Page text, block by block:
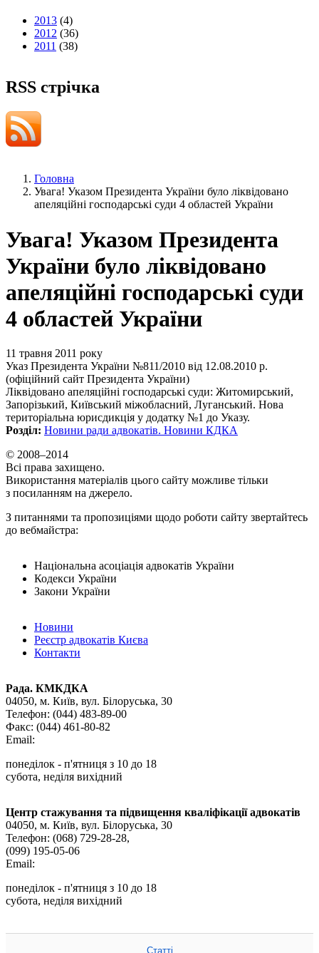
2013 (4)
2012 (36)
2011 (38)
RSS стрічка
Головна
Увага! Указом Президента України було ліквідовано
апеляційні господарські суди 4 областей України
Увага! Указом Президента
України було ліквідовано
апеляційні господарські суди
4 областей України
11 травня 2011 року
Указ Президента України №811/2010 від 12.08.2010 р.
(офіційний сайт Президента України)
Ліквідовано апеляційні господарські суди: Житомирський,
Запорізький, Київський міжобласний, Луганський. Нова
територіальна юрисдикція у додатку №1 до Указу.
Розділ: Новини ради адвокатів. Новини КДКА
© 2008–2014
Всі права захищено.
Використання матеріалів цього сайту можливе тільки
з посиланням на джерело.
З питаннями та пропозиціями щодо роботи сайту звертайтесь
до вебмайстра:
Національна асоціація адвокатів України
Кодекси України
Закони України
Новини
Реєстр адвокатів Києва
Контакти
Рада. КМКДКА
04050, м. Київ, вул. Білоруська, 30
Телефон: (044) 483-89-00
Факс: (044) 461-80-82
Email:
понеділок - п'ятниця з 10 до 18
субота, неділя вихідний
Центр стажування та підвищення кваліфікації адвокатів
04050, м. Київ, вул. Білоруська, 30
Телефон: (068) 729-28-28,
(099) 195-05-06
Email:
понеділок - п'ятниця з 10 до 18
субота, неділя вихідний
Статті